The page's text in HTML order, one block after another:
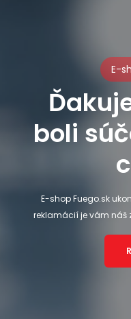
E-
boli
E-shop Fuego.sk
reklamácií je vám náš